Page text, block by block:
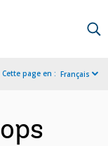
Cette page en : Français